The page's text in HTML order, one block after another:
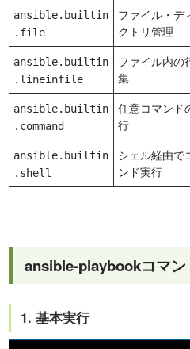
ansible.builtin
.file
ファイル・デ
クトリ管理
ansible.builtin
.lineinfile
ファイル内の
集
ansible.builtin
.command
任意コマンド
行
ansible.builtin
.shell
シェル経由で
ンド実行
ansible-playbookコマ
1. 基本実行